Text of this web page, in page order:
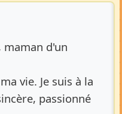
maman d'un
vie. Je suis à la
passionné